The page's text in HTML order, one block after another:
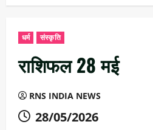
धर्म संस्कृति
राशिफल 28 मई
RNS INDIA NEWS
28/05/2026